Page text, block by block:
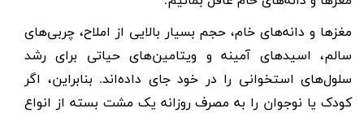
مغزها و دانه‌های خام، حجم بسیار بالایی از املاح، چربی‌های
سالم، اسیدهای آمینه و ویتامین‌های حیاتی برای رشد
سلول‌های استخوانی را در خود جای داده‌اند. بنابراین، اگر
کودک یا نوجوان را به مصرف روزانه یک مشت بسته از انواع